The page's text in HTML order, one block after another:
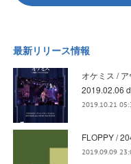
最新リリース情報
オケミス /
2019.02.06
2019.10.21
FLOPPY /
2019.09.09